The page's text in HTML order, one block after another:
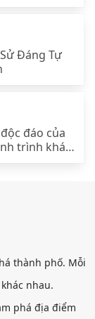
Đáng Tự
đáo của
trình khám
thành phố. Mỗi
nhau.
phá địa điểm